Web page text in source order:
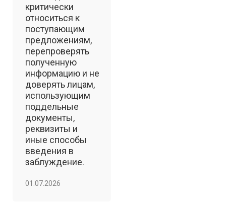
критически
относиться к
поступающим
предложениям,
перепроверять
полученную
информацию и не
доверять лицам,
использующим
поддельные
документы,
реквизиты и
иные способы
введения в
заблуждение.
01.07.2026